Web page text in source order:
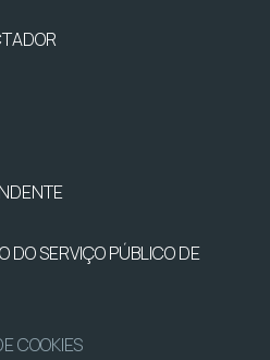
DO SERVIÇO PÚBLICO DE
COOKIES